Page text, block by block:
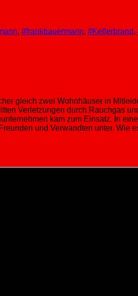
, #frankbauermann, #Kellerbrand,
gleich zwei Wohnhäuser in
Verletzungen durch Rauchgas
kam zum Einsatz. In
und Verwandten unter. Wie